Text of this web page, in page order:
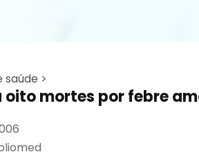
>
oito mortes por febre